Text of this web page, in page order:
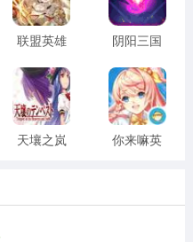
联盟英雄
0.1折)
阴阳三国
断版)
天壤之岚
你来嘛英